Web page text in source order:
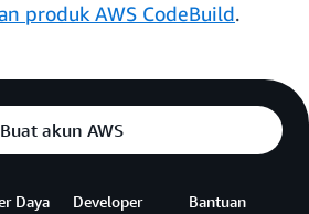
produk AWS CodeBuild.
Buat akun AWS
Daya Developer Bantuan